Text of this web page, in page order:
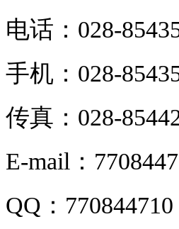
电话：028-
手机：028-
传真：028-
E-mail：
QQ：770844710